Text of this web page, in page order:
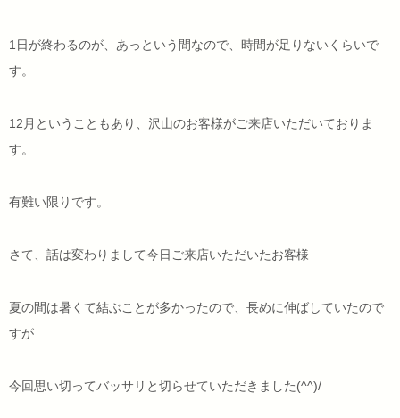
1日が終わるのが、あっという間なので、時間が足りないくらいで
す。
12月ということもあり、沢山のお客様がご来店いただいておりま
す。
有難い限りです。
さて、話は変わりまして今日ご来店いただいたお客様
夏の間は暑くて結ぶことが多かったので、長めに伸ばしていたので
すが
今回思い切ってバッサリと切らせていただきました(^^)/